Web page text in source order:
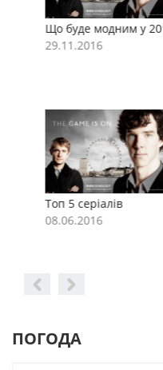
Що буде модним у
29.11.2016
Топ 5 серіалів
08.06.2016
ПОГОДА